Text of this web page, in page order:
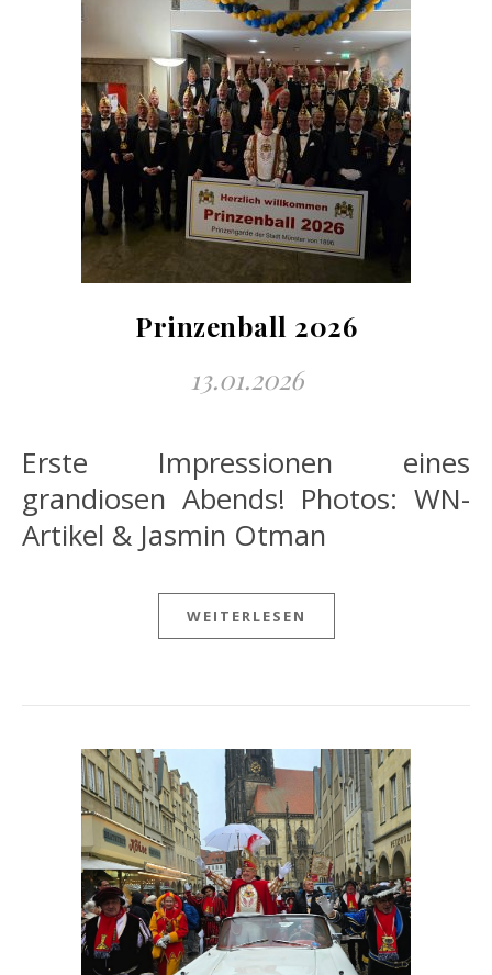
Prinzenball 2026
13.01.2026
Erste Impressionen eines
grandiosen Abends! Photos: WN-
Artikel & Jasmin Otman
WEITERLESEN